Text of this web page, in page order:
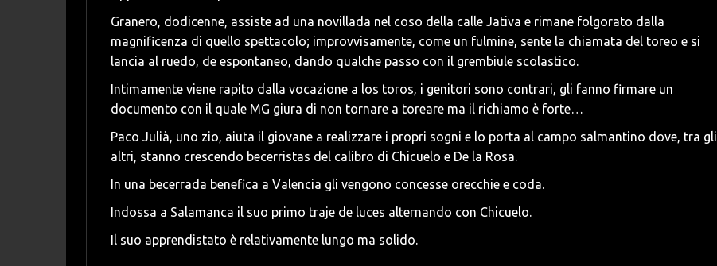
Granero, dodicenne, assiste ad una novillada nel coso della calle Jativa e rimane folgorato dalla
magnificenza di quello spettacolo; improvvisamente, come un fulmine, sente la chiamata del toreo e si
lancia al ruedo, de espontaneo, dando qualche passo con il grembiule scolastico.
Intimamente viene rapito dalla vocazione a los toros, i genitori sono contrari, gli fanno firmare un
documento con il quale MG giura di non tornare a toreare ma il richiamo è forte…
Paco Julià, uno zio, aiuta il giovane a realizzare i propri sogni e lo porta al campo salmantino dove, tra gli
altri, stanno crescendo becerristas del calibro di Chicuelo e De la Rosa.
In una becerrada benefica a Valencia gli vengono concesse orecchie e coda.
Indossa a Salamanca il suo primo traje de luces alternando con Chicuelo.
Il suo apprendistato è relativamente lungo ma solido.